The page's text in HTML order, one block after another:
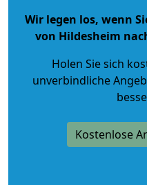
Wir legen los, wenn
von Hildesheim
Holen Sie sich
unverbindliche
Kostenlose